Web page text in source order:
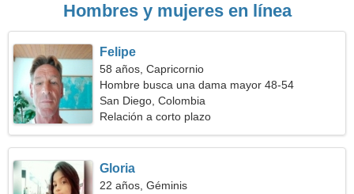
Hombres y mujeres en línea
Felipe
58 años, Capricornio
Hombre busca una dama mayor 48-54
San Diego, Colombia
Relación a corto plazo
Gloria
22 años, Géminis